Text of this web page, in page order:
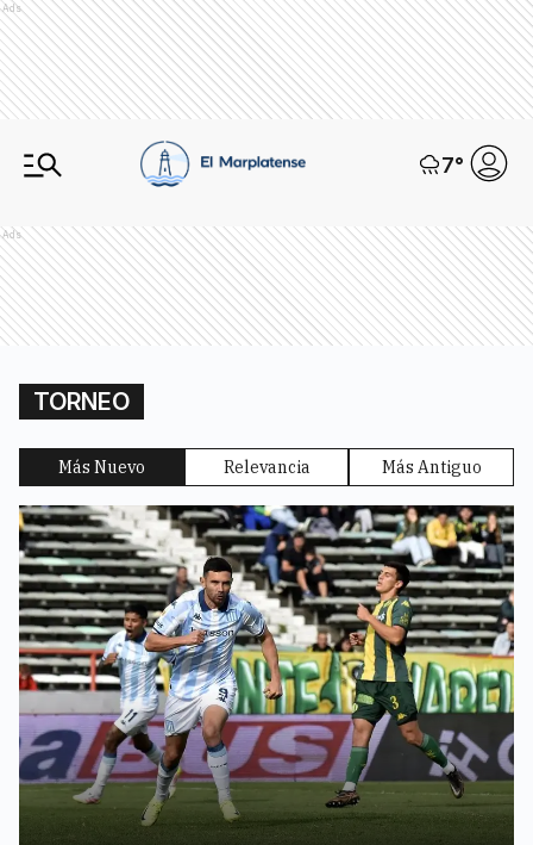
Ads
7°
Ads
TORNEO
Más Nuevo Relevancia Más Antiguo